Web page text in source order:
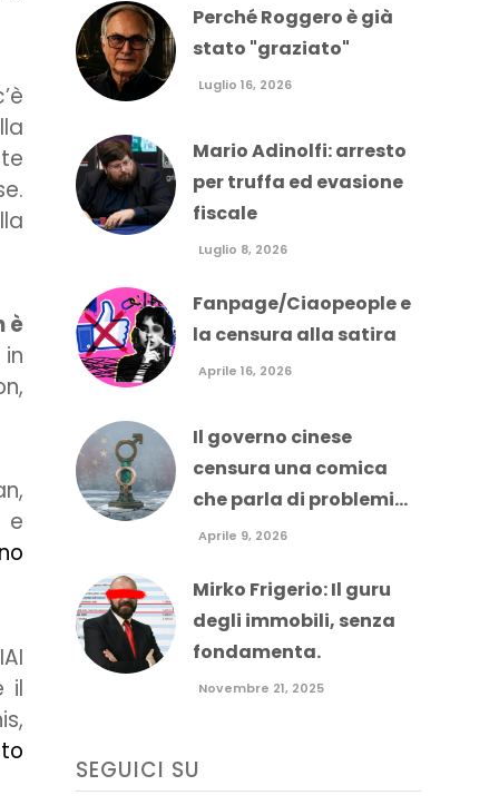
è
e
il
Perché Roggero è già
stato "graziato"
Luglio 16, 2026
Mario Adinolfi: arresto
per truffa ed evasione
fiscale
Luglio 8, 2026
Fanpage/Ciaopeople e
la censura alla satira
Aprile 16, 2026
Il governo cinese
censura una comica
che parla di problemi...
Aprile 9, 2026
Mirko Frigerio: Il guru
degli immobili, senza
fondamenta.
Novembre 21, 2025
SEGUICI SU